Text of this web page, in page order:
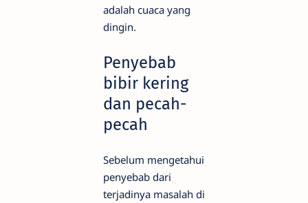
adalah cuaca yang
dingin.
Penyebab
bibir kering
dan pecah-
pecah
Sebelum mengetahui
penyebab dari
terjadinya masalah di